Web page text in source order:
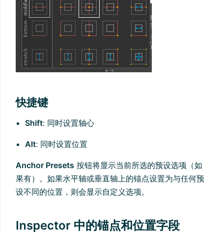
快捷键
Shift: 同时设置轴心
Alt: 同时设置位置
Anchor Presets 按钮将显示当前所选的预设选项（如
果有）。如果水平轴或垂直轴上的锚点设置为与任何预
设不同的位置，则会显示自定义选项。
Inspector 中的锚点和位置字段